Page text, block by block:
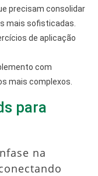
precisam consolidar
mais sofisticadas.
de aplicação
com
mais complexos.
para
na